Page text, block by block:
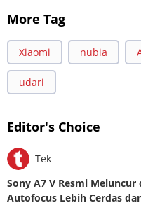
More Tag
Xiaomi nubia
udari
Editor's Choice
Tek
Sony A7 V Resmi
Autofocus Lebih Cerdas